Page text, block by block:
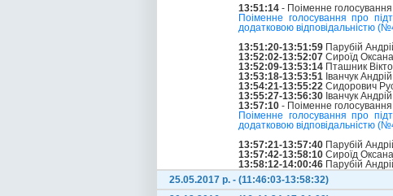
13:51:14 - Поіменне голосування
Поіменне голосування про
додатковою відповідальністю
13:51:20-13:51:59 Парубій
13:52:02-13:52:07 Сироїд Оксана
13:52:09-13:53:14 Пташник
13:53:18-13:53:51 Іванчук
13:54:21-13:55:22 Сидорович
13:55:27-13:56:30 Іванчук
13:57:10 - Поіменне голосування
Поіменне голосування про
додатковою відповідальністю
13:57:21-13:57:40 Парубій
13:57:42-13:58:10 Сироїд Оксана
13:58:12-14:00:46 Парубій
25.05.2017 р. - (11:46:03-13:58:32)